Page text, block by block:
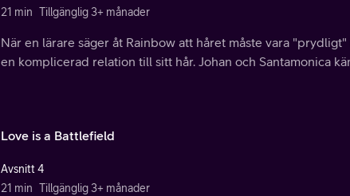
21 min Tillgänglig 3+ månader
När en lärare säger åt Rainbow att håret måste vara
en komplicerad relation till sitt hår. Johan och Santamonica
Love is a Battlefield
Avsnitt 4
21 min Tillgänglig 3+ månader